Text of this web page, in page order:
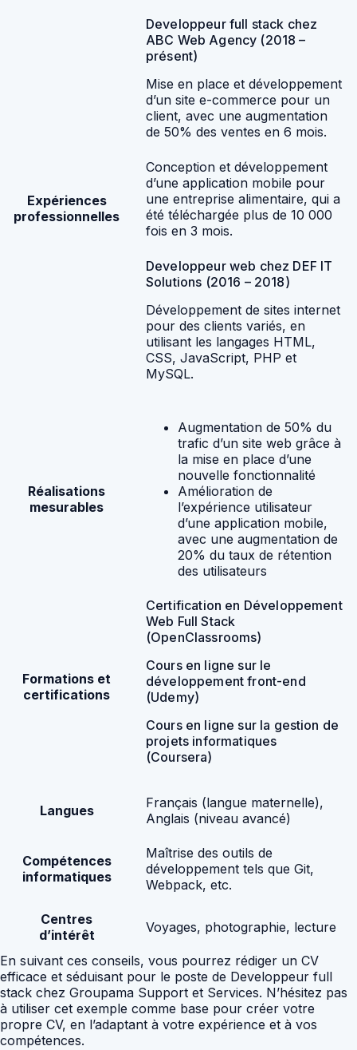
Expériences
professionnelles
Developpeur full stack chez
ABC Web Agency (2018 –
présent)
Mise en place et développement
d’un site e-commerce pour un
client, avec une augmentation
de 50% des ventes en 6 mois.
Conception et développement
d’une application mobile pour
une entreprise alimentaire, qui a
été téléchargée plus de 10 000
fois en 3 mois.
Developpeur web chez DEF IT
Solutions (2016 – 2018)
Développement de sites internet
pour des clients variés, en
utilisant les langages HTML,
CSS, JavaScript, PHP et
MySQL.
Réalisations
mesurables
Augmentation de 50% du
trafic d’un site web grâce à
la mise en place d’une
nouvelle fonctionnalité
Amélioration de
l’expérience utilisateur
d’une application mobile,
avec une augmentation de
20% du taux de rétention
des utilisateurs
Formations et
certifications
Certification en Développement
Web Full Stack
(OpenClassrooms)
Cours en ligne sur le
développement front-end
(Udemy)
Cours en ligne sur la gestion de
projets informatiques
(Coursera)
Langues
Français (langue maternelle),
Anglais (niveau avancé)
Compétences
informatiques
Maîtrise des outils de
développement tels que Git,
Webpack, etc.
Centres
d’intérêt
Voyages, photographie, lecture
En suivant ces conseils, vous pourrez rédiger un CV
efficace et séduisant pour le poste de Developpeur full
stack chez Groupama Support et Services. N’hésitez pas
à utiliser cet exemple comme base pour créer votre
propre CV, en l’adaptant à votre expérience et à vos
compétences.